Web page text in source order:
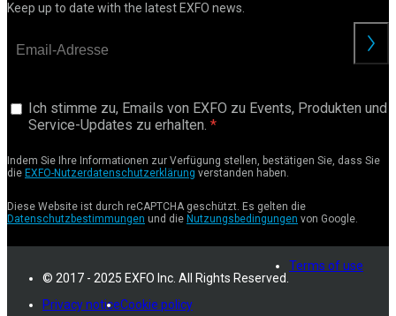
Keep up to date with the latest EXFO news.
Ich stimme zu, Emails von EXFO zu Events, Produkten und
Service-Updates zu erhalten.
Indem Sie Ihre Informationen zur Verfügung stellen, bestätigen Sie, dass Sie
die EXFO-Nutzerdatenschutzerklärung verstanden haben.
Diese Website ist durch reCAPTCHA geschützt. Es gelten die
Datenschutzbestimmungen und die Nutzungsbedingungen von Google.
© 2017 - 2025 EXFO Inc. All Rights Reserved.
Terms of use
Privacy noticeCookie policy